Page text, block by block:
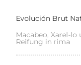
Evolución Brut
Macabeo, Xarel-lo
Reifung in rima